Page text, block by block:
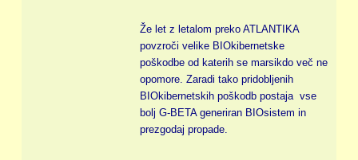
Že let z letalom preko ATLANTIKA
povzroči velike BIOkibernetske
poškodbe od katerih se marsikdo več ne
opomore. Zaradi tako pridobljenih
BIOkibernetskih poškodb postaja vse
bolj G-BETA generiran BIOsistem in
prezgodaj propade.